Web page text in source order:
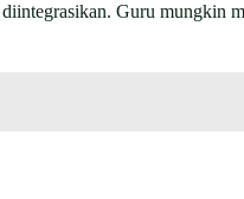
Guru mungkin